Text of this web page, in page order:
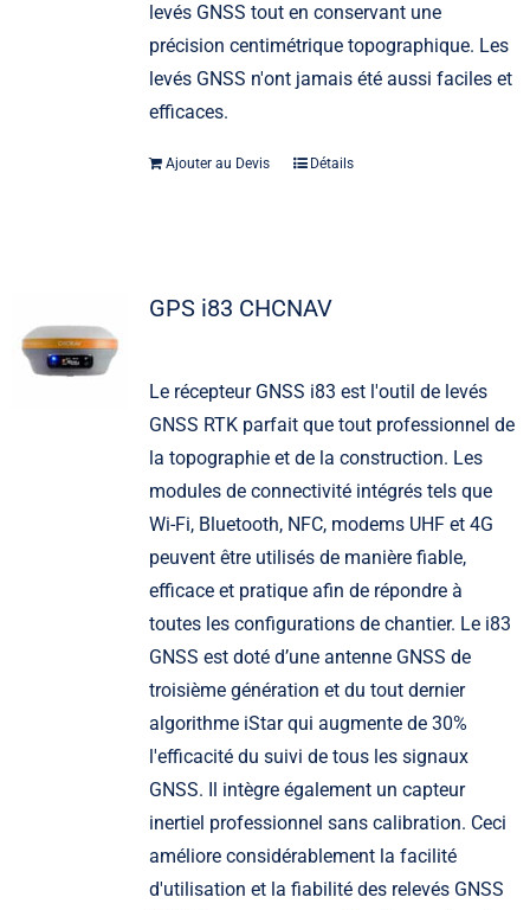
levés GNSS tout en conservant une
précision centimétrique topographique. Les
levés GNSS n'ont jamais été aussi faciles et
efficaces.
Ajouter au Devis Détails
GPS i83 CHCNAV
Le récepteur GNSS i83 est l'outil de levés
GNSS RTK parfait que tout professionnel de
la topographie et de la construction. Les
modules de connectivité intégrés tels que
Wi-Fi, Bluetooth, NFC, modems UHF et 4G
peuvent être utilisés de manière fiable,
efficace et pratique afin de répondre à
toutes les configurations de chantier. Le i83
GNSS est doté d’une antenne GNSS de
troisième génération et du tout dernier
algorithme iStar qui augmente de 30%
l'efficacité du suivi de tous les signaux
GNSS. Il intègre également un capteur
inertiel professionnel sans calibration. Ceci
améliore considérablement la facilité
d'utilisation et la fiabilité des relevés GNSS